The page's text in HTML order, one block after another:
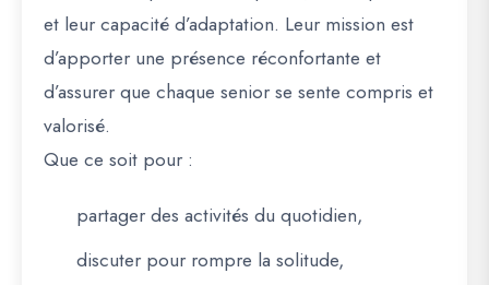
et leur capacité d’adaptation. Leur mission est
d’apporter une présence réconfortante et
d’assurer que chaque senior se sente compris et
valorisé.
Que ce soit pour :
partager des activités du quotidien,
discuter pour rompre la solitude,